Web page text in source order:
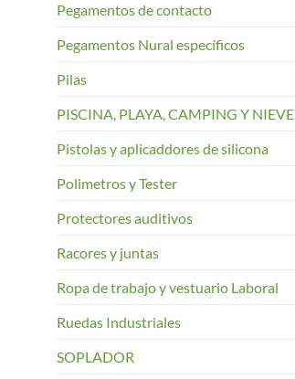
Pegamentos de contacto
Pegamentos Nural específicos
Pilas
PISCINA, PLAYA, CAMPING Y NIEVE
Pistolas y aplicaddores de silicona
Polimetros y Tester
Protectores auditivos
Racores y juntas
Ropa de trabajo y vestuario Laboral
Ruedas Industriales
SOPLADOR